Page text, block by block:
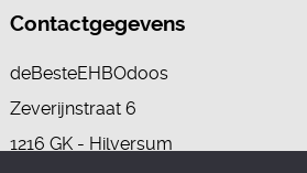
Contactgegevens
deBesteEHBOdoos
Zeverijnstraat 6
1216 GK - Hilversum